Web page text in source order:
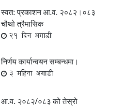
स्वत: प्रकाशन आ.व. २०८२।०८३
चौथो त्रैमासिक
21 दिन अगाडी
निर्णय कार्यान्वयन सम्बन्धमा।
3 महिना अगाडी
आ.व. २०८२/०८३ को तेस्रो